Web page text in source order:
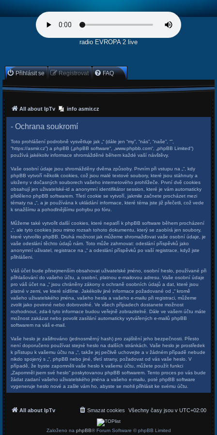
radio EVROPA 2 live
Přihlásit se Registrovat FAQ
All about IpTv info asmir.cz
- Ochrana soukromí
Toto prohlášení podrobně vysvětluje jak „“ (dále jen “my”, “nás”, “naše”, “”,
“https://asmir.cz”) a phpBB („phpBB software“, „www.phpbb.com“, „phpBB Limited“)
používá jakékoliv informace shromážděné během každé vaší návštěvy.
Vaše osobní údaje jsou shromážděny dvěma způsoby. Prvním při vstupu na „“, kdy
phpBB vytvoří několik cookies, což jsou malé textové soubory, které jsou stáhnuty a
uloženy v dočasných souborech vašeho internetového prohlížeče. První dvě cookies
obsahují jen uživatelské-id a anonymní identifikátor session, které je vám automaticky
přiděleno phpBB softwarem. Třetí cookie se vytvoří, jakmile začnete procházet mezi
tématy na „“, a je používána k ukládání informace, které téma jste již přečetli, což vede
k snažšímu a pohodlnějšímu pohybu po fóru.
Můžeme také vytvořit další cookies, které nepatří k phpBB software během procházení
„“, ale tyto cookies jsou mimo rozsah tohoto dokumentu, který se zaobírá jen soubory,
které vytvořilo phpBB. Druhá možnost jak můžeme shromažďovat vaše osobní údaje, je
vaše odeslání těchto údajů nám. Toto může zahrnovat: odeslání příspěvků jako
anonymní uživatel, registrace na „“ a odeslání příspěvků po vaší registrace, když jste
přihlášeni.
Váš účet bude přinejmenším obsahovat uživatelské jméno, osobní heslo, používané při
přihlašování do vašeho účtu, a osobní, platnou e-mailovou adresu. Vaše osobní údaje
pro váš účet na „“ jsou chráněny zákony o ochraně osobních údajů a dat, které jsou
platné v zemi, ve které sídlíme. Jakékoliv jiné informace požadované od „“ kromě
vašeho uživatelského jména, vašeho hesla a vašeho e-mailu při registraci, můžeme
zvolit jako povinné nebo dobrovolné. Ve všech případech dostanete možnost
rozhodnout, zda-li tyto informace budou veřejně zobrazitelné. Dále ve vašem účtu máte
možnost zakázat nebo povolit zasílání automaticky vytvářených e-mailů phpBB
softwarem na váš e-mail.
Vaše heslo je zašifrováno (jednosměrný hash) pro zajištění jeho bezpečnosti. Přesto
není doporučeno používat stejné heslo na dalších stránkách. Vaše heslo je prostředek
k přístupu k vašemu účtu na „“, takže jej pečlivě uchovejte a v žádném případě nebude
nikdo spojený s „“, phpBB nebo jiné, třetí strany, požadovat od vás vaše heslo. V
případě, že byste zapomněli vaše heslo k vašemu účtu, můžete použít funkci
„Zapomněl jsem své heslo“ poskytovanou phpBB softwarem. Tento proces po vás bude
žádat zadaní vašeho uživatelského jména a vašeho e-mailu, poté phpBB software
vygeneruje heslo nové a zašle vám ho, abyste se mohli přihlásit ke svému účtu.
All about IpTv Všechny časy jsou v UTC+02:00
Smazat cookies
Založeno na phpBB® Forum Software © phpBB Limited